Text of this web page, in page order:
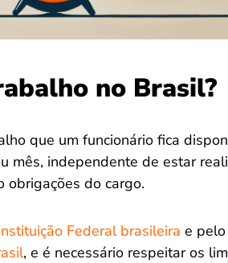
no Brasil?
que um funcionário fica
mês, independente de estar
obrigações do cargo.
Federal brasileira e pelo
, e é necessário respeitar os